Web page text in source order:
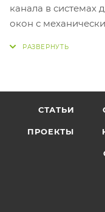
канала в системах
окон с
СТАТЬИ
ПРОЕКТЫ